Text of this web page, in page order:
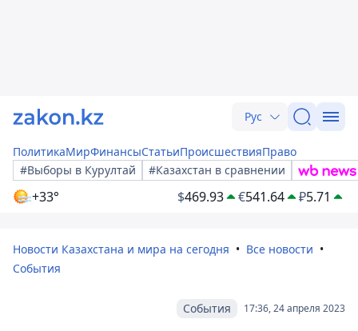
Рус
ПолитикаМирФинансыСтатьиПроисшествияПраво
#Выборы в Курултай
#Казахстан в сравнении
+33° $469.93 €541.64 ₽5.71
Новости Казахстана и мира на сегодня
Все новости
События
17:36, 24 апреля 2023
События